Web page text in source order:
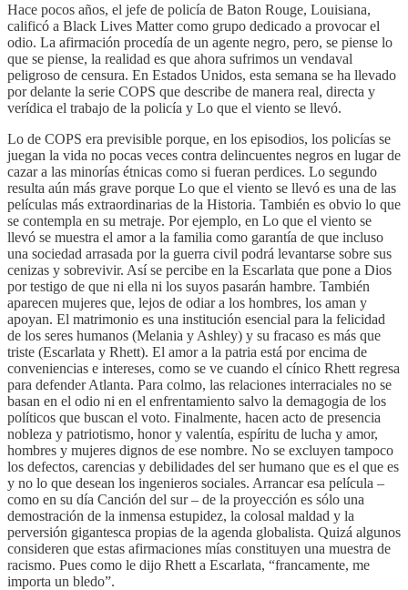
Hace pocos años, el jefe de policía de Baton Rouge, Louisiana,
calificó a Black Lives Matter como grupo dedicado a provocar el
odio. La afirmación procedía de un agente negro, pero, se piense lo
que se piense, la realidad es que ahora sufrimos un vendaval
peligroso de censura. En Estados Unidos, esta semana se ha llevado
por delante la serie COPS que describe de manera real, directa y
verídica el trabajo de la policía y Lo que el viento se llevó.
Lo de COPS era previsible porque, en los episodios, los policías se
juegan la vida no pocas veces contra delincuentes negros en lugar de
cazar a las minorías étnicas como si fueran perdices. Lo segundo
resulta aún más grave porque Lo que el viento se llevó es una de las
películas más extraordinarias de la Historia. También es obvio lo que
se contempla en su metraje. Por ejemplo, en Lo que el viento se
llevó se muestra el amor a la familia como garantía de que incluso
una sociedad arrasada por la guerra civil podrá levantarse sobre sus
cenizas y sobrevivir. Así se percibe en la Escarlata que pone a Dios
por testigo de que ni ella ni los suyos pasarán hambre. También
aparecen mujeres que, lejos de odiar a los hombres, los aman y
apoyan. El matrimonio es una institución esencial para la felicidad
de los seres humanos (Melania y Ashley) y su fracaso es más que
triste (Escarlata y Rhett). El amor a la patria está por encima de
conveniencias e intereses, como se ve cuando el cínico Rhett regresa
para defender Atlanta. Para colmo, las relaciones interraciales no se
basan en el odio ni en el enfrentamiento salvo la demagogia de los
políticos que buscan el voto. Finalmente, hacen acto de presencia
nobleza y patriotismo, honor y valentía, espíritu de lucha y amor,
hombres y mujeres dignos de ese nombre. No se excluyen tampoco
los defectos, carencias y debilidades del ser humano que es el que es
y no lo que desean los ingenieros sociales. Arrancar esa película –
como en su día Canción del sur – de la proyección es sólo una
demostración de la inmensa estupidez, la colosal maldad y la
perversión gigantesca propias de la agenda globalista. Quizá algunos
consideren que estas afirmaciones mías constituyen una muestra de
racismo. Pues como le dijo Rhett a Escarlata, “francamente, me
importa un bledo”.